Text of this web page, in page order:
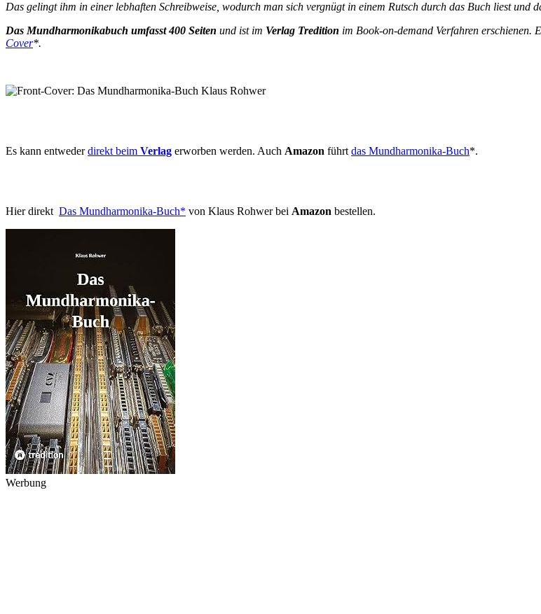
Das gelingt ihm in einer lebhaften Schreibweise, wodurch man sich vergnügt in einem Rutsch durch das Buch liest und
Das Mundharmonikabuch umfasst 400 Seiten und ist im Verlag Tredition im Book-on-demand Verfahren erschienen.
Cover*.
Es kann entwederdirekt beim Verlag erworben werden. Auch Amazon führt das Mundharmonika-Buch*.
Hier direkt Das Mundharmonika-Buch* von Klaus Rohwer bei Amazon bestellen.
Werbung